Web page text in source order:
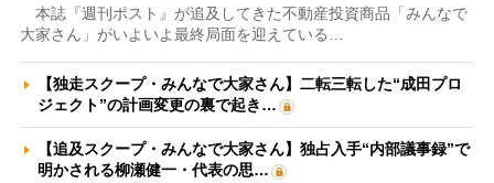
本誌『週刊ポスト』が追及してきた不動産投資商品「みんなで
大家さん」がいよいよ最終局面を迎えている…
【独走スクープ・みんなで大家さん】二転三転した“成田プロ
ジェクト”の計画変更の裏で起き…
【追及スクープ・みんなで大家さん】独占入手“内部議事録”で
明かされる柳瀬健一・代表の思…